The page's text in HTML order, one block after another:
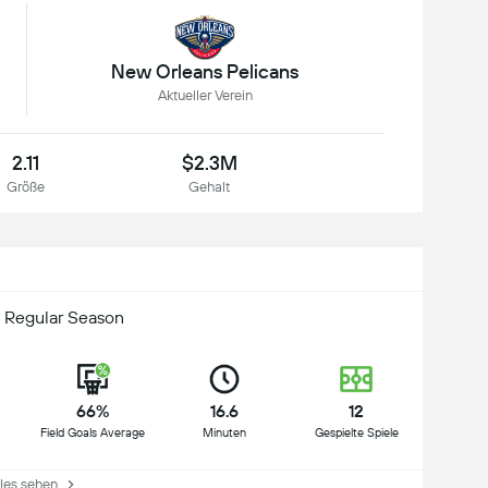
New Orleans Pelicans
Aktueller Verein
2.11
Größe
$2.3M
Gehalt
Season
66%
Field Goals Average
16.6
Minuten
12
Gespielte Spiele
sehen